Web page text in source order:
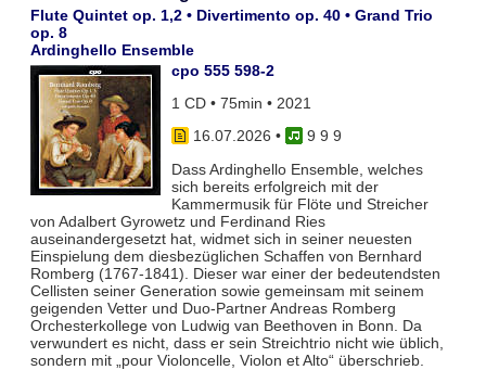
Flute Quintet op. 1,2 • Divertimento op. 40 • Grand Trio
op. 8
Ardinghello Ensemble
cpo 555 598-2
1 CD • 75min • 2021
16.07.2026 •
9 9 9
Dass Ardinghello Ensemble, welches
sich bereits erfolgreich mit der
Kammermusik für Flöte und Streicher
von Adalbert Gyrowetz und Ferdinand Ries
auseinandergesetzt hat, widmet sich in seiner neuesten
Einspielung dem diesbezüglichen Schaffen von Bernhard
Romberg (1767-1841). Dieser war einer der bedeutendsten
Cellisten seiner Generation sowie gemeinsam mit seinem
geigenden Vetter und Duo-Partner Andreas Romberg
Orchesterkollege von Ludwig van Beethoven in Bonn. Da
verwundert es nicht, dass er sein Streichtrio nicht wie üblich,
sondern mit „pour Violoncelle, Violon et Alto“ überschrieb.